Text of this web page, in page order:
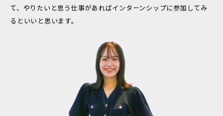
て、やりたいと思う仕事があればインターンシップに参加してみ
るといいと思います。